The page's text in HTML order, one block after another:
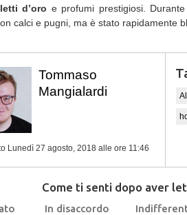
d’oro e profumi prestigiosi.
calci e pugni, ma è stato rapidamente
Tommaso
Mangialardi
Lunedì 27 agosto, 2018 alle ore 11:46
Come ti senti dopo aver
In disaccordo